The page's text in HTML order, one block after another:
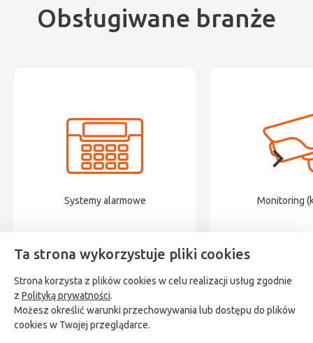
Obsługiwane branże
Systemy alarmowe Monitoring
Ta strona wykorzystuje pliki cookies
Strona korzysta z plików cookies w celu realizacji usług zgodnie
z Polityką prywatności.
Możesz określić warunki przechowywania lub dostępu do plików
cookies w Twojej przeglądarce.